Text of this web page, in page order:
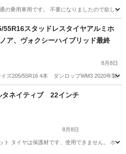
の乗用車用です。 不要になりましたので欲しい
55R16スタッドレスタイヤアルミホ
ア、ヴォクシーハイブリッド最終
8月8日
イズ205/55R16 4本 ダンロップWM3 2020年製
タイヤ、ホイール アルミ
タネイティブ 22インチ
8月8日
ト タイヤは保護材です、使用できません。 ホイ